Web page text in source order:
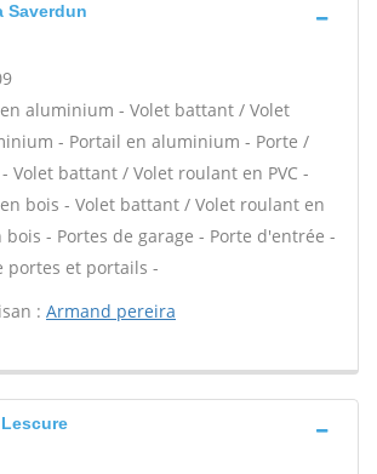
Saverdun
aluminium - Volet battant / Volet
- Portail en aluminium - Porte /
- Volet battant / Volet roulant en PVC -
bois - Volet battant / Volet roulant en
bois - Portes de garage - Porte d'entrée -
portes et portails -
: Armand pereira